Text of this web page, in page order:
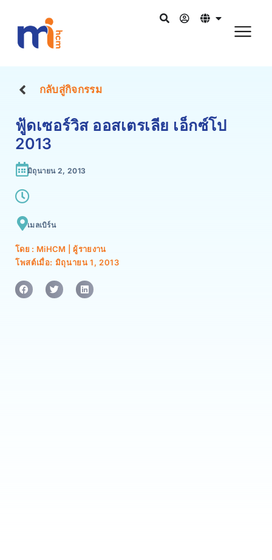
กลับสู่กิจกรรม
ฟู้ดเซอร์วิส ออสเตรเลีย เอ็กซ์โป
2013
มิถุนายน 2, 2013
เมลเบิร์น
โดย : MiHCM | ผู้รายงาน
โพสต์เมื่อ: มิถุนายน 1, 2013